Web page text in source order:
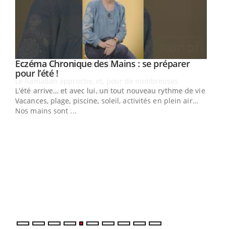
Youtube
Eczéma Chronique des Mains : se préparer
pour l’été !Youtube
L'été arrive… et avec lui, un tout nouveau rythme de vie !
Vacances, plage, piscine, soleil, activités en plein air…
Nos mains sont ...
Youtube
Diabète & Ramadan 2026Youtube
Le Ramadan approche, et, pour de nombreuses
personnes atteintes de diabète, c'est une période de
questions, de défis, mais ...